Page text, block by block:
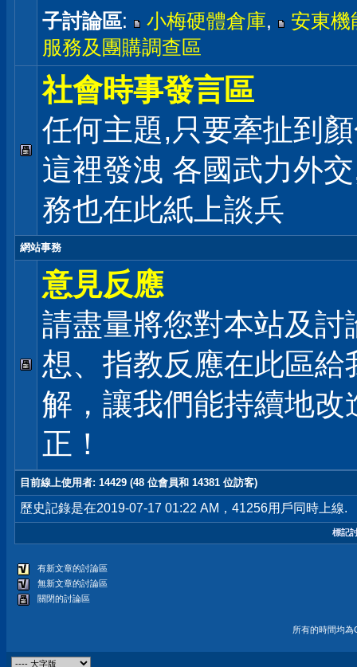
子討論區: 小梅硬體倉庫,
安東機
服務及團購調查區
社會時事發言區
任何主題,只要牽扯到
這裡發洩 各國武力外
務也在此紙上談兵
網站事務
意見反應
請盡量將您對本站及討
想、指教反應在此區給
解，讓我們能持續地改
正！
目前線上使用者: 14429 (48 位會員和 14381 位訪客)
歷史記錄是在2019-07-17 01:22 AM，41256用戶同時上線.
標記
有新文章的討論區
無新文章的討論區
關閉的討論區
所有的時間均為